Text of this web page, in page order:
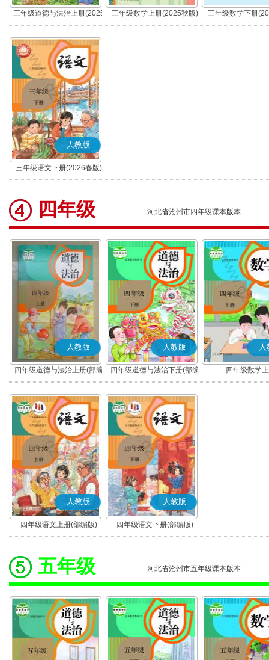
三年级道德与法治上册(2025
秋版)(部编版)
三年级数学上册(2025秋版) 三年级数学下册
人教版
三年级语文下册(2026春版)
(部编版)
四年级 河北省沧州市四年级课本版本
人教版
四年级道德与法治上册(部编
版)
人教版
四年级道德与法治下册(部编
版)
人
四年级数学
人教版
四年级语文上册(部编版)
人教版
四年级语文下册(部编版)
五年级 河北省沧州市五年级课本版本